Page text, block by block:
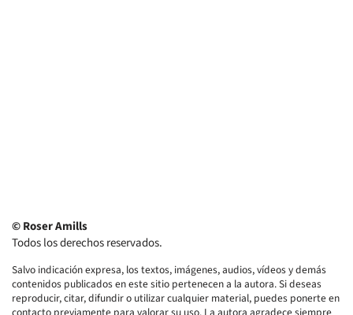
© Roser Amills
Todos los derechos reservados.
Salvo indicación expresa, los textos, imágenes, audios, vídeos y demás
contenidos publicados en este sitio pertenecen a la autora. Si deseas
reproducir, citar, difundir o utilizar cualquier material, puedes ponerte en